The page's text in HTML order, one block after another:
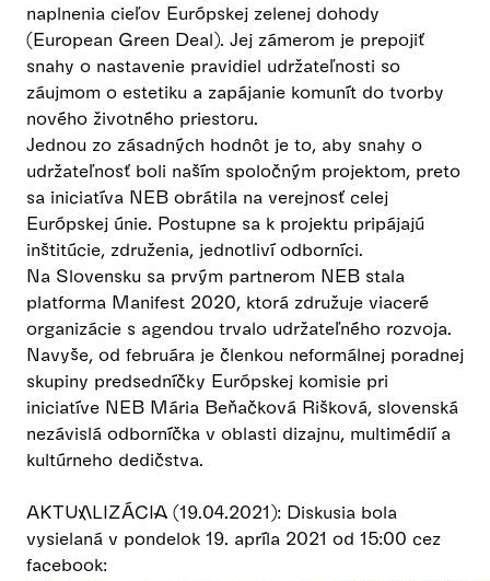
naplnenia cieľov Európskej zelenej dohody
(European Green Deal). Jej zámerom je prepojiť
snahy o nastavenie pravidiel udržateľnosti so
záujmom o estetiku a zapájanie komunít do tvorby
nového životného priestoru.
Jednou zo zásadných hodnôt je to, aby snahy o
udržateľnosť boli naším spoločným projektom, preto
sa iniciatíva NEB obrátila na verejnosť celej
Európskej únie. Postupne sa k projektu pripájajú
inštitúcie, združenia, jednotliví odborníci.
Na Slovensku sa prvým partnerom NEB stala
platforma Manifest 2020, ktorá združuje viaceré
organizácie s agendou trvalo udržateľného rozvoja.
Navyše, od februára je členkou neformálnej poradnej
skupiny predsedníčky Európskej komisie pri
iniciatíve NEB Mária Beňačková Rišková, slovenská
nezávislá odborníčka v oblasti dizajnu, multimédií a
kultúrneho dedičstva.
AKTUALIZÁCIA (19.04.2021): Diskusia bola
vysielaná v pondelok 19. apríla 2021 od 15:00 cez
facebook: